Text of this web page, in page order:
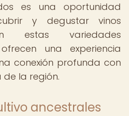
es una oportunidad
y degustar vinos
estas variedades
una experiencia
conexión profunda con
de la región.
ancestrales